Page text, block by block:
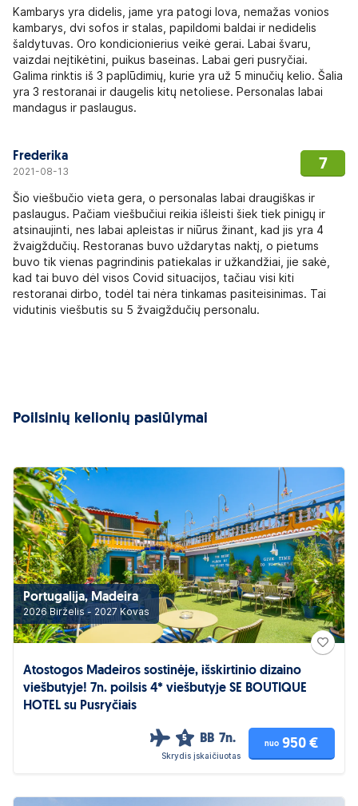
Kambarys yra didelis, jame yra patogi lova, nemažas vonios
kambarys, dvi sofos ir stalas, papildomi baldai ir nedidelis
šaldytuvas. Oro kondicionierius veikė gerai. Labai švaru,
vaizdai neįtikėtini, puikus baseinas. Labai geri pusryčiai.
Galima rinktis iš 3 paplūdimių, kurie yra už 5 minučių kelio. Šalia
yra 3 restoranai ir daugelis kitų netoliese. Personalas labai
mandagus ir paslaugus.
Frederika
2021-08-13 7
Šio viešbučio vieta gera, o personalas labai draugiškas ir
paslaugus. Pačiam viešbučiui reikia išleisti šiek tiek pinigų ir
atsinaujinti, nes labai apleistas ir niūrus žinant, kad jis yra 4
žvaigždučių. Restoranas buvo uždarytas naktį, o pietums
buvo tik vienas pagrindinis patiekalas ir užkandžiai, jie sakė,
kad tai buvo dėl visos Covid situacijos, tačiau visi kiti
restoranai dirbo, todėl tai nėra tinkamas pasiteisinimas. Tai
vidutinis viešbutis su 5 žvaigždučių personalu.
Poilsinių kelionių pasiūlymai
Portugalija, Madeira
2026 Birželis - 2027 Kovas
Atostogos Madeiros sostinėje, išskirtinio dizaino
viešbutyje! 7n. poilsis 4* viešbutyje SE BOUTIQUE
HOTEL su Pusryčiais
5 BB 7n.
Skrydis įskaičiuotas
nuo 950 €